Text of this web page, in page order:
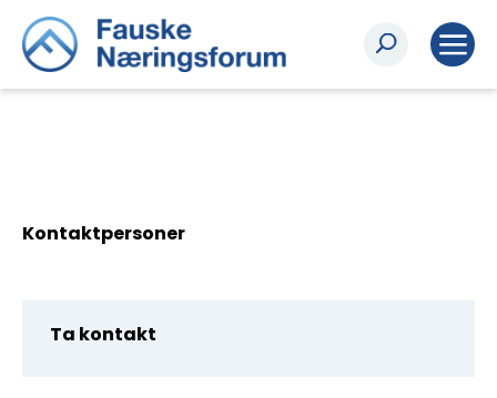
Kontaktpersoner
Ta kontakt